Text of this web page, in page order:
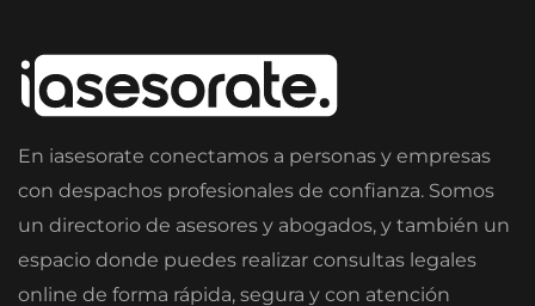
En iasesorate conectamos a personas y empresas
con despachos profesionales de confianza. Somos
un directorio de asesores y abogados, y también un
espacio donde puedes realizar consultas legales
online de forma rápida, segura y con atención